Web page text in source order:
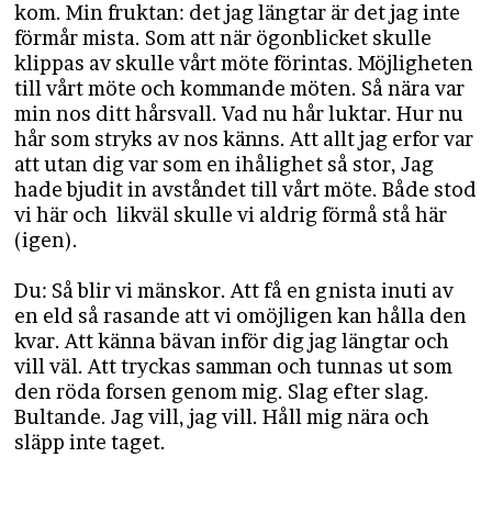
kom. Min fruktan: det jag längtar är det jag inte
förmår mista. Som att när ögonblicket skulle
klippas av skulle vårt möte förintas. Möjligheten
till vårt möte och kommande möten. Så nära var
min nos ditt hårsvall. Vad nu hår luktar. Hur nu
hår som stryks av nos känns. Att allt jag erfor var
att utan dig var som en ihålighet så stor, Jag
hade bjudit in avståndet till vårt möte. Både stod
vi här och likväl skulle vi aldrig förmå stå här
(igen).
Du: Så blir vi mänskor. Att få en gnista inuti av
en eld så rasande att vi omöjligen kan hålla den
kvar. Att känna bävan inför dig jag längtar och
vill väl. Att tryckas samman och tunnas ut som
den röda forsen genom mig. Slag efter slag.
Bultande. Jag vill, jag vill. Håll mig nära och
släpp inte taget.